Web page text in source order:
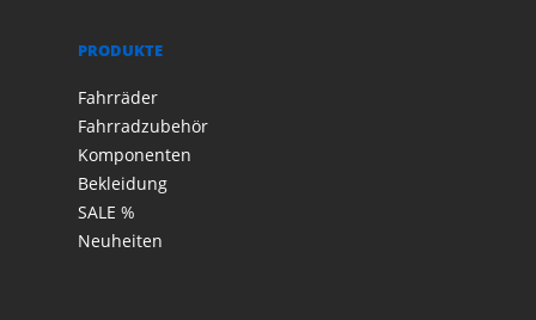
PRODUKTE
Fahrräder
Fahrradzubehör
Komponenten
Bekleidung
SALE %
Neuheiten